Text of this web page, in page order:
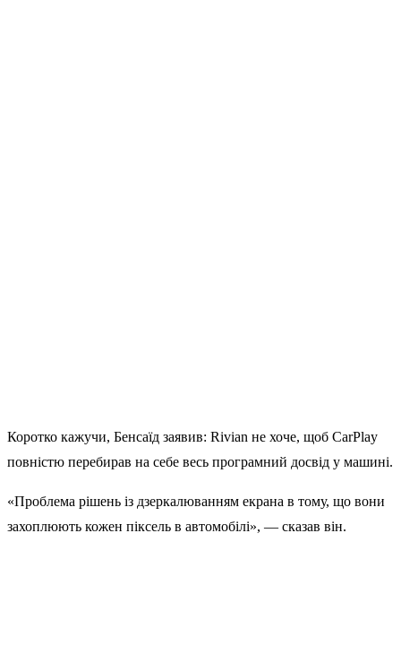
Коротко кажучи, Бенсаїд заявив: Rivian не хоче, щоб CarPlay
повністю перебирав на себе весь програмний досвід у машині.
«Проблема рішень із дзеркалюванням екрана в тому, що вони
захоплюють кожен піксель в автомобілі», — сказав він.